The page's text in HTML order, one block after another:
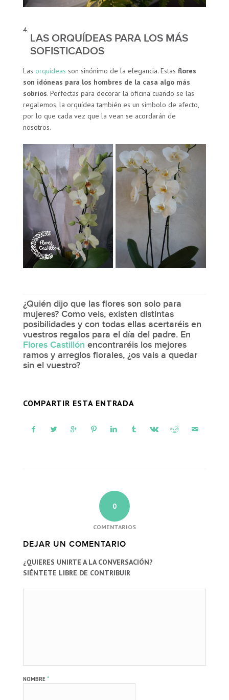
LAS ORQUÍDEAS PARA LOS MÁS
SOFISTICADOS
Las orquídeas son sinónimo de la elegancia. Estasflores
son idóneas para los hombres de la casa algo más
sobrios. Perfectas para decorar la oficina cuando se las
regalemos, la orquídea también es un símbolo de afecto,
por lo que cada vez que la vean se acordarán de
nosotros.
¿Quién dijo que las flores son solo para
mujeres? Como veis,existen distintas
posibilidades y con todas ellas acertaréis en
vuestros regalos para el día del padre. En
Flores Castillón encontraréis los mejores
ramos y arreglos florales, ¿os vais a quedar
sin el vuestro?
COMPARTIR ESTA ENTRADA
0
COMENTARIOS
DEJAR UN COMENTARIO
¿QUIERES UNIRTE A LA CONVERSACIÓN?
SIÉNTETE LIBRE DE CONTRIBUIR
NOMBRE*